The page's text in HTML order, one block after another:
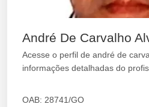
André De Carvalho
Acesse o perfil de andré de
informações detalhadas do
OAB: 28741/GO